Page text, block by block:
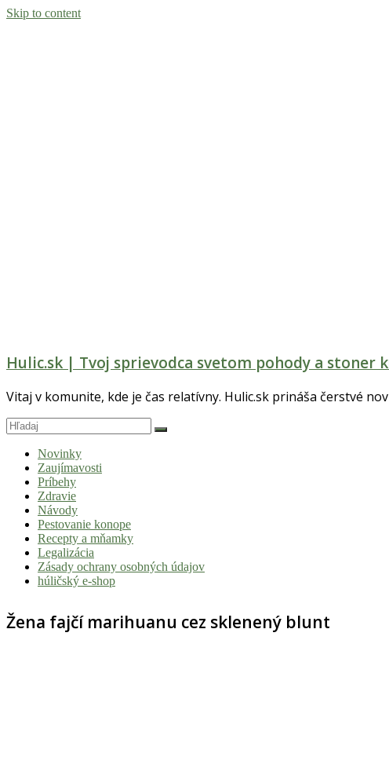
Skip to content
Hulic.sk | Tvoj sprievodca svetom pohody a stoner
Vitaj v komunite, kde je čas relatívny. Hulic.sk prináša čerstvé
Novinky
Zaujímavosti
Príbehy
Zdravie
Návody
Pestovanie konope
Recepty a mňamky
Legalizácia
Zásady ochrany osobných údajov
húličský e-shop
Žena fajčí marihuanu cez sklenený blunt